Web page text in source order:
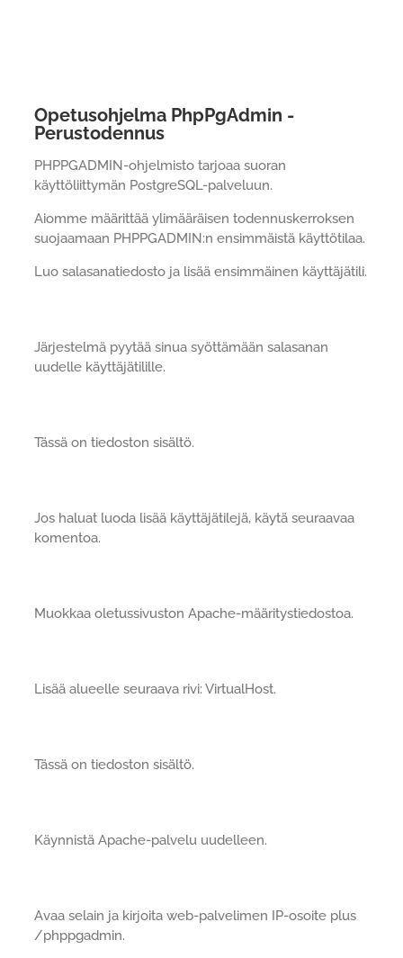
Opetusohjelma PhpPgAdmin -
Perustodennus
PHPPGADMIN-ohjelmisto tarjoaa suoran
käyttöliittymän PostgreSQL-palveluun.
Aiomme määrittää ylimääräisen todennuskerroksen
suojaamaan PHPPGADMIN:n ensimmäistä käyttötilaa.
Luo salasanatiedosto ja lisää ensimmäinen käyttäjätili.
Järjestelmä pyytää sinua syöttämään salasanan
uudelle käyttäjätilille.
Tässä on tiedoston sisältö.
Jos haluat luoda lisää käyttäjätilejä, käytä seuraavaa
komentoa.
Muokkaa oletussivuston Apache-määritystiedostoa.
Lisää alueelle seuraava rivi: VirtualHost.
Tässä on tiedoston sisältö.
Käynnistä Apache-palvelu uudelleen.
Avaa selain ja kirjoita web-palvelimen IP-osoite plus
/phppgadmin.